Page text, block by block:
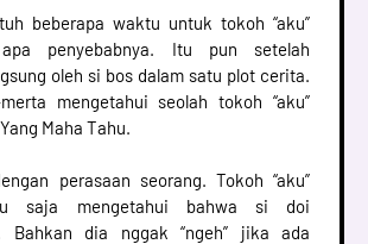
beberapa waktu untuk tokoh “aku”
apa penyebabnya. Itu pun setelah
oleh si bos dalam satu plot cerita.
mengetahui seolah tokoh “aku”
Maha Tahu.
perasaan seorang. Tokoh “aku”
saja mengetahui bahwa si doi
Bahkan dia nggak “ngeh” jika ada